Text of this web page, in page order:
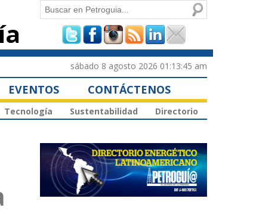
Formulario de
búsqueda
Buscar
sábado 8 agosto 2026 01:13:45 am
EVENTOS CONTÁCTENOS
Tecnología Sustentabilidad Directorio